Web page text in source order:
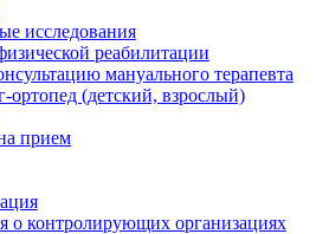
исследования
реабилитации
мануального терапевта
ортопед (детский, взрослый)
прием
о контролирующих организациях